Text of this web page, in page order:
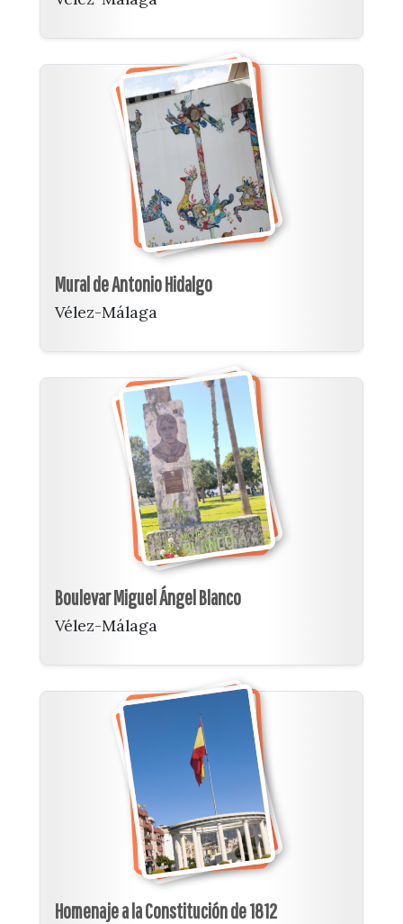
Mural de Antonio Hidalgo
Vélez-Málaga
Boulevar Miguel Ángel Blanco
Vélez-Málaga
Homenaje a la Constitución de 1812